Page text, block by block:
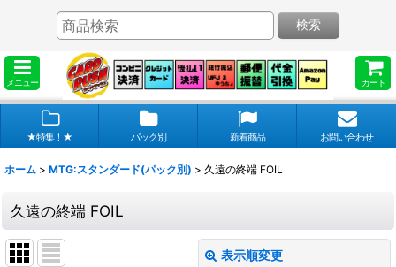
メニュー カート
検索
★特集！★ パック別 新着商品 お問い合わせ
ホーム > MTG:スタンダード(パック別) > 久遠の終端 FOIL
久遠の終端 FOIL
表示順変更